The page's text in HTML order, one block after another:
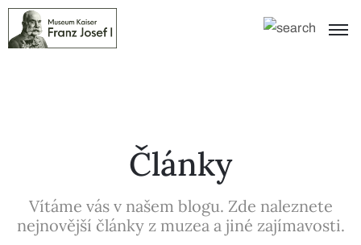
Články
Vítáme vás v našem blogu. Zde naleznete
nejnovější články z muzea a jiné zajímavosti.